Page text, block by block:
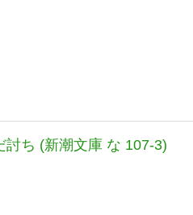
討ち (新潮文庫 な 107-3)